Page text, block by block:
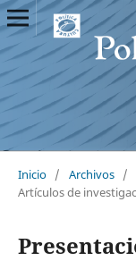
Inicio / Archivos /
Artículos de